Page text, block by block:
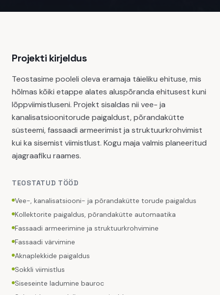
Projekti kirjeldus
Teostasime pooleli oleva eramaja täieliku ehituse, mis
hõlmas kõiki etappe alates aluspõranda ehitusest kuni
lõppviimistluseni. Projekt sisaldas nii vee- ja
kanalisatsioonitorude paigaldust, põrandakütte
süsteemi, fassaadi armeerimist ja struktuurkrohvimist
kui ka sisemist viimistlust. Kogu maja valmis planeeritud
ajagraafiku raames.
TEOSTATUD TÖÖD
Vee-, kanalisatsiooni- ja põrandakütte torude paigaldus
Kollektorite paigaldus, põrandakütte automaatika
Fassaadi armeerimine ja struktuurkrohvimine
Fassaadi värvimine
Aknaplekkide paigaldus
Sokkli viimistlus
Siseseinte ladumine bauroc